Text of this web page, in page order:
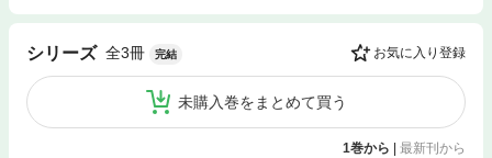
シリーズ 全3冊 完結 お気に入り登録
未購入巻をまとめて買う
1巻から 最新刊から